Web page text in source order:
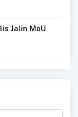
Jalin MoU